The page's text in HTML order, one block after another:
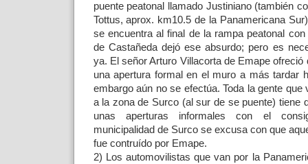
puente peatonal llamado Justiniano (también
Tottus, aprox. km10.5 de la Panamericana
se encuentra al final de la rampa peatonal
de Castañeda dejó ese absurdo; pero es
ya. El señor Arturo Villacorta de Emape ofreció
una apertura formal en el muro a más tardar
embargo aún no se efectúa. Toda la gente que
a la zona de Surco (al sur de se puente) tiene
unas aperturas informales con el
municipalidad de Surco se excusa con que
fue contruído por Emape.
2) Los automovilistas que van por la